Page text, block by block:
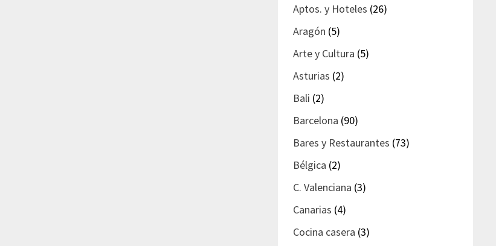
Aptos. y Hoteles (26)
Aragón (5)
Arte y Cultura (5)
Asturias (2)
Bali (2)
Barcelona (90)
Bares y Restaurantes (73)
Bélgica (2)
C. Valenciana (3)
Canarias (4)
Cocina casera (3)